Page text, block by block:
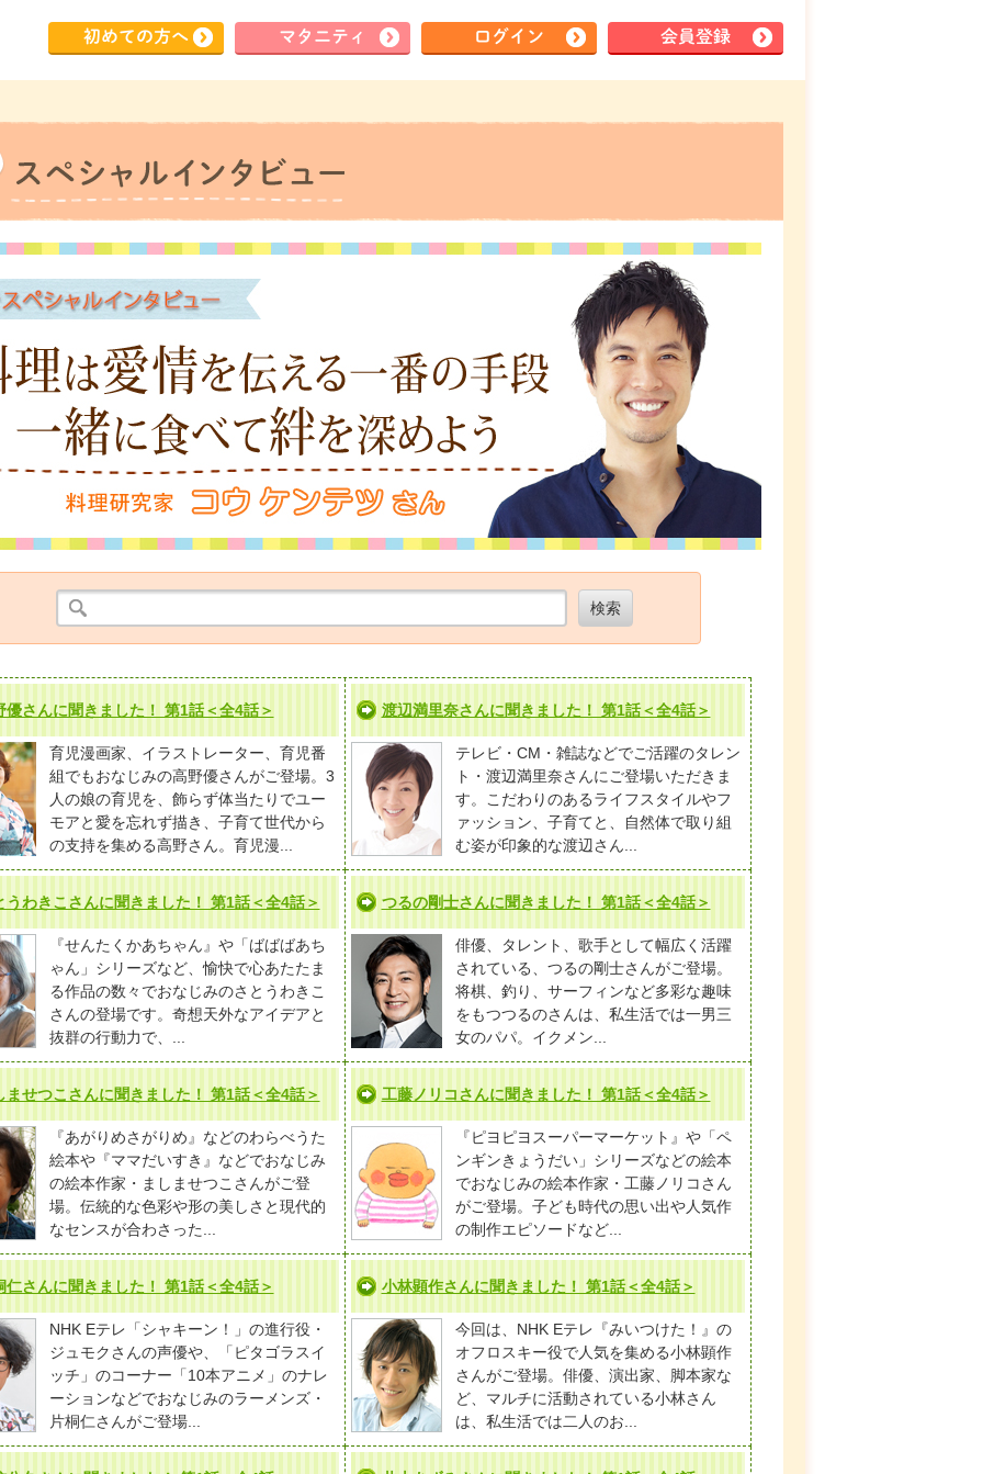
初めての方へ マタ ニティ ログイン 会員登録
検索
優さんに聞きました！ 第1話＜全4話＞
育児漫画家、イラストレーター、育児番
組でもおなじみの高野優さんがご登場。3
人の娘の育児を、飾らず体当たりでユー
モアと愛を忘れず描き、子育て世代から
の支持を集める高野さん。育児漫...
渡辺満里奈さんに聞きました！ 第1話＜全4話＞
テレビ・CM・雑誌などでご活躍のタレン
ト・渡辺満里奈さんにご登場いただきま
す。こだわりのあるライフスタイルやフ
ァッション、子育てと、自然体で取り組
む姿が印象的な渡辺さん...
うわきこさんに聞きました！ 第1話＜全4話＞
『せんたくかあちゃん』や「ばばばあち
ゃん」シリーズなど、愉快で心あたたま
る作品の数々でおなじみのさとうわきこ
さんの登場です。奇想天外なアイデアと
抜群の行動力で、...
つるの剛士さんに聞きました！ 第1話＜全4話＞
俳優、タレント、歌手として幅広く活躍
されている、つるの剛士さんがご登場。
将棋、釣り、サーフィンなど多彩な趣味
をもつつるのさんは、私生活では一男三
女のパパ。イクメン...
ませつこさんに聞きました！ 第1話＜全4話＞
『あがりめさがりめ』などのわらべうた
絵本や『ママだいすき』などでおなじみ
の絵本作家・ましませつこさんがご登
場。伝統的な色彩や形の美しさと現代的
なセンスが合わさった...
工藤ノリコさんに聞きました！ 第1話＜全4話＞
『ピヨピヨスーパーマーケット』や「ペ
ンギンきょうだい」シリーズなどの絵本
でおなじみの絵本作家・工藤ノリコさん
がご登場。子ども時代の思い出や人気作
の制作エピソードなど...
仁さんに聞きました！ 第1話＜全4話＞
NHK Eテレ「シャキーン！」の進行役・
ジュモクさんの声優や、「ピタゴラスイ
ッチ」のコーナー「10本アニメ」のナレ
ーションなどでおなじみのラーメンズ・
片桐仁さんがご登場...
小林顕作さんに聞きました！ 第1話＜全4話＞
今回は、NHK Eテレ『みいつけた！』の
オフロスキー役で人気を集める小林顕作
さんがご登場。俳優、演出家、脚本家な
ど、マルチに活動されている小林さん
は、私生活では二人のお...